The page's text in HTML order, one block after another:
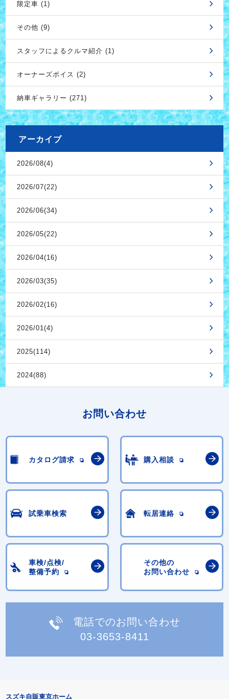
限定車 (1)
その他 (9)
スタッフによるクルマ紹介 (1)
オーナーズボイス (2)
納車ギャラリー (271)
アーカイブ
2026/08(4)
2026/07(22)
2026/06(34)
2026/05(22)
2026/04(16)
2026/03(35)
2026/02(16)
2026/01(4)
2025(114)
2024(88)
お問い合わせ
カタログ請求 購入相談
試乗車検索 転居連絡
車検/点検/
整備予約
その他の
お問い合わせ
電話でのお問い合わせ
03-3653-8411
スズキ自販東京ホーム